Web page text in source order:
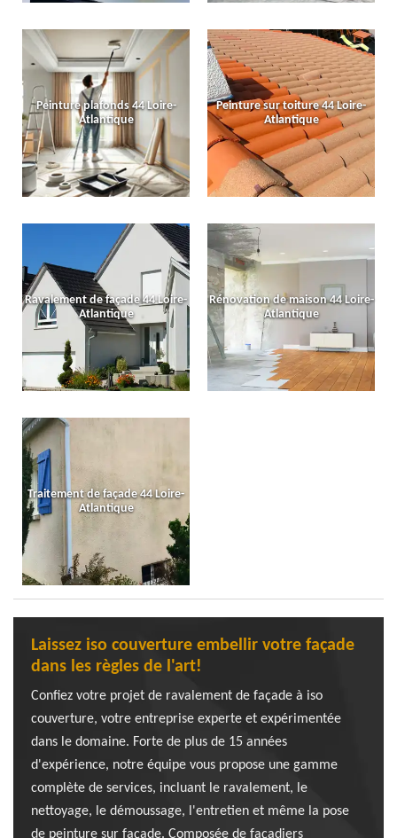
Peinture plafonds 44 Loire-
Atlantique
Peinture sur toiture 44 Loire-
Atlantique
Ravalement de façade 44 Loire-
Atlantique
Rénovation de maison 44 Loire-
Atlantique
Traitement de façade 44 Loire-
Atlantique
Laissez iso couverture embellir votre façade
dans les règles de l'art!
Confiez votre projet de ravalement de façade à iso
couverture, votre entreprise experte et expérimentée
dans le domaine. Forte de plus de 15 années
d'expérience, notre équipe vous propose une gamme
complète de services, incluant le ravalement, le
nettoyage, le démoussage, l'entretien et même la pose
de peinture sur façade. Composée de façadiers